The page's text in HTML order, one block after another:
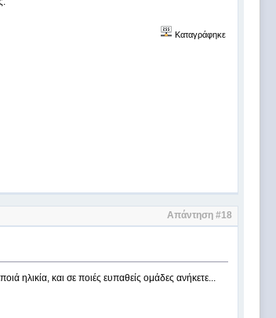
Καταγράφηκε
Απάντηση #18
ηλικία, και σε ποιές ευπαθείς ομάδες ανήκετε...